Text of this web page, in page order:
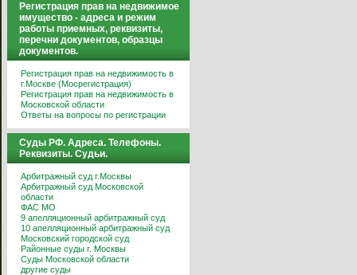
Регистрация прав на недвижимое
имущество - адреса и режим
работы приемных, реквизиты,
перечни документов, образцы
документов.
Регистрация прав на недвижимость в
г.Москве (Мосрегистрация)
Регистрация прав на недвижимость в
Московской области
Ответы на вопросы по регистрации
Суды РФ. Адреса. Телефоны.
Реквизиты. Судьи.
Арбитражный суд г.Москвы
Арбитражный суд Московской
области
ФАС МО
9 апелляционный арбитражный суд
10 апелляционный арбитражный суд
Московский городской суд
Районные суды г. Москвы
Суды Московской области
другие суды